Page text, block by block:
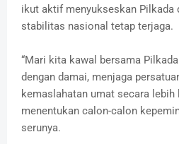
ikut aktif menyukseskan Pilkada
stabilitas nasional tetap terjaga.
“Mari kita kawal bersama
dengan damai, menjaga
kemaslahatan umat secara lebih
menentukan calon-calon
serunya.